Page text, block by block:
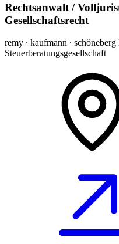
Rechtsanwalt /
Gesellschaftsrecht
remy ∙ kaufmann ∙
Steuerberatungsgesellschaft